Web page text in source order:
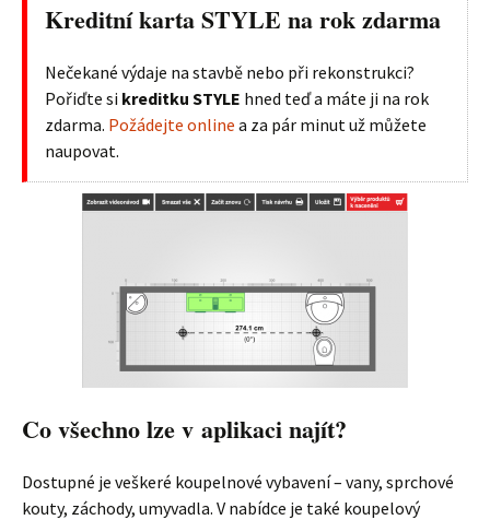
Kreditní karta STYLE na rok zdarma
Nečekané výdaje na stavbě nebo při rekonstrukci?
Pořiďte si kreditku STYLE hned teď a máte ji na rok
zdarma. Požádejte online a za pár minut už můžete
naupovat.
Co všechno lze v aplikaci najít?
Dostupné je veškeré koupelnové vybavení – vany, sprchové
kouty, záchody, umyvadla. V nabídce je také koupelový